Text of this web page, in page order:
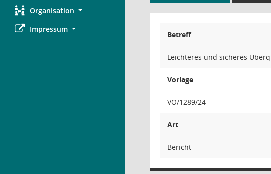
Organisation
Impressum
Betreff
Leichteres und sicheres
Vorlage
VO/1289/24
Art
Bericht